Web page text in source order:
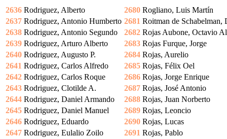
2636 Rodriguez, Alberto 2680 Rogliano, Luis Martín
2637 Rodriguez, Antonio Humberto 2681 Roitman de Schabelman,
2638 Rodriguez, Antonio Segundo 2682 Rojas Aubone, Octavio
2639 Rodriguez, Arturo Alberto 2683 Rojas Furque, Jorge
2640 Rodriguez, Augusto P. 2684 Rojas, Aurelio
2641 Rodriguez, Carlos Alfredo 2685 Rojas, Félix Oel
2642 Rodriguez, Carlos Roque 2686 Rojas, Jorge Enrique
2643 Rodriguez, Clotilde A. 2687 Rojas, José Antonio
2644 Rodriguez, Daniel Armando 2688 Rojas, Juan Norberto
2645 Rodriguez, Daniel Manuel 2689 Rojas, Leoncio
2646 Rodriguez, Eduardo 2690 Rojas, Lucas
2647 Rodriguez, Eulalio Zoilo 2691 Rojas, Pablo